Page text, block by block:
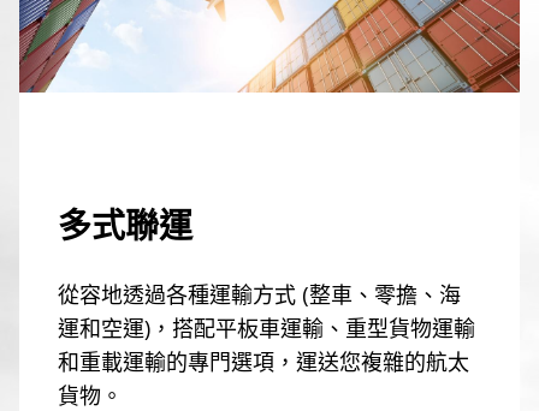
多式聯運
從容地透過各種運輸方式 (整車、零擔、海
運和空運)，搭配平板車運輸、重型貨物運輸
和重載運輸的專門選項，運送您複雜的航太
貨物。